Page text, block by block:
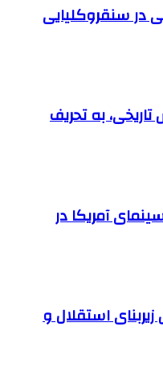
در سنقروکلیایی
به تحریف
آمریکا در
استقلال و